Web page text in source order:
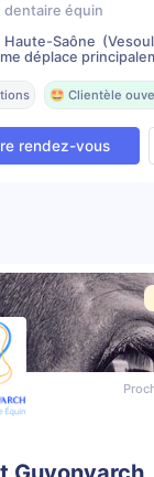
dentaire équin
Saône
déplace
🤩 Clientèle
rendez-vous